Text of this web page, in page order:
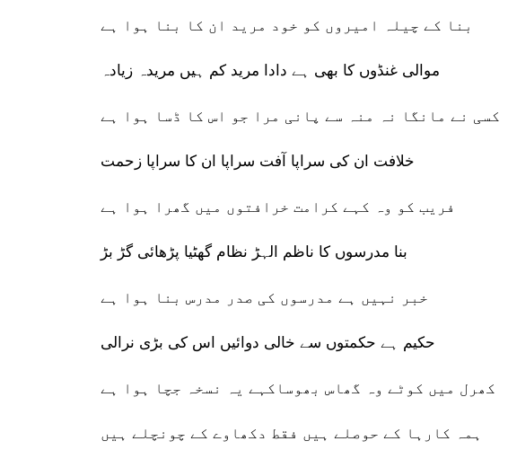
بنا کے چیلہ امیروں کو خود مرید ان کا بنا ہوا ہے
موالی غنڈوں کا بھی ہے دادا مرید کم ہیں مریدہ زیادہ
کسی نے مانگا نہ منہ سے پانی مرا جو اس کا ڈسا ہوا ہے
خلافت ان کی سراپا آفت سراپا ان کا سراپا زحمت
فریب کو وہ کہے کرامت خرافتوں میں گھرا ہوا ہے
بنا مدرسوں کا ناظم الہڑ نظام گھٹیا پڑھائی گڑ بڑ
خبر نہیں ہے مدرسوں کی صدر مدرس بنا ہوا ہے
حکیم ہے حکمتوں سے خالی دوائیں اس کی بڑی نرالی
کھرل میں کوٹے وہ گھاس بھوساکہے یہ نسخہ جچا ہوا ہے
ہمہ کارہا کے حوصلے ہیں فقط دکھاوے کے چونچلے ہیں